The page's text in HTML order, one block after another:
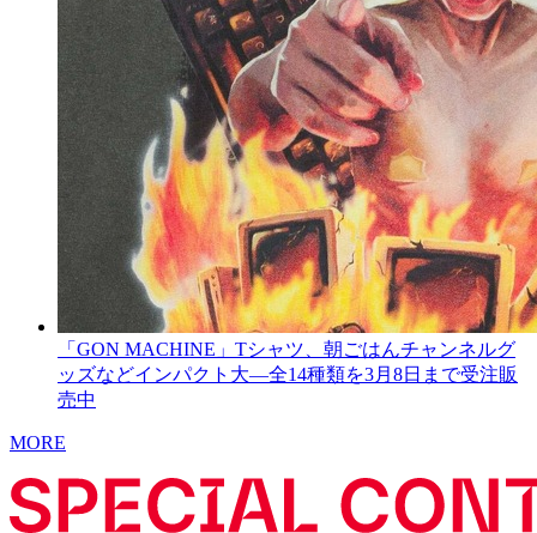
「GON MACHINE」Tシャツ、朝ごはんチャンネルグ
ッズなどインパクト大―全14種類を3月8日まで受注販
売中
MORE